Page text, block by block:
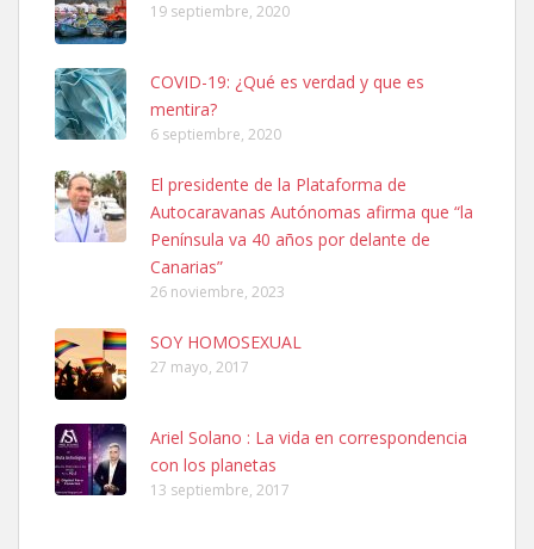
Ninfa perdida
El día 5 se los perdió una ninfa papillera, asustada tiene miedo a la
calle, se perdió por la zon...
Leales.org » Gran Canaria
6.7.2025
Adopcion
Busco casa de acogida para mi perrita ya que por temas de trabajo
no la puedo tener. Solo gente r...
19 septiembre, 2020
COVID-19: ¿Qué es verdad y que es
mentira?
6 septiembre, 2020
El presidente de la Plataforma de
Autocaravanas Autónomas afirma que “la
Península va 40 años por delante de
Canarias”
26 noviembre, 2023
SOY HOMOSEXUAL
27 mayo, 2017
Ariel Solano : La vida en correspondencia
con los planetas
13 septiembre, 2017